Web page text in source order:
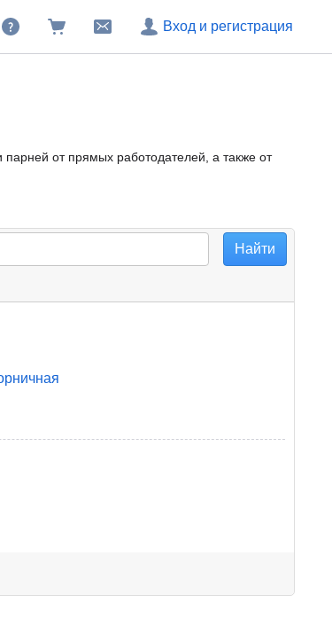
Вход и регистрация
от прямых работодателей, а также от